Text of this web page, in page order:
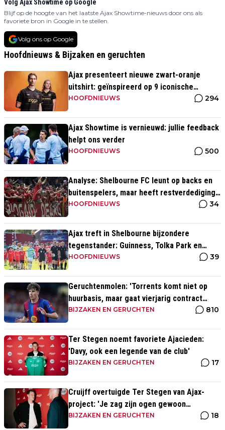
Volg Ajax Showtime op Google
Blijf op de hoogte van het laatste Ajax Showtime-nieuws door ons als
favoriete bron in Google in te stellen.
Volg ons op Google
Hoofdnieuws & Bijzaken en geruchten
Ajax presenteert nieuwe zwart-oranje
uitshirt: geïnspireerd op 9 iconische
momenten uit clubhistorie
HOOFDNIEUWS 294
Ajax Showtime is vernieuwd: jullie feedback
helpt ons verder
HOOFDNIEUWS 500
Analyse: Shelbourne FC leunt op backs en
buitenspelers, maar heeft restverdediging
totaal niet op orde
HOOFDNIEUWS 34
Ajax treft in Shelbourne bijzondere
tegenstander: Guinness, Tolka Park en
bijzonder lage marktwaarde
HOOFDNIEUWS 39
Geruchtenmolen: 'Torrents komt niet op
huurbasis, maar gaat vierjarig contract
tekenen bij Ajax'
BIJZAKEN EN GERUCHTEN 810
Ter Stegen noemt favoriete Ajacieden:
'Davy, ook een legende van de club'
BIJZAKEN EN GERUCHTEN 17
Cruijff overtuigde Ter Stegen van Ajax-
project: 'Je zag zijn ogen gewoon
oplichten'
BIJZAKEN EN GERUCHTEN 18